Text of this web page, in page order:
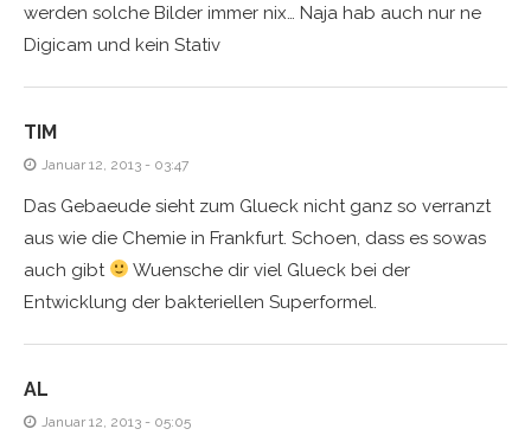
werden solche Bilder immer nix… Naja hab auch nur ne
Digicam und kein Stativ
TIM
Januar 12, 2013 - 03:47
Das Gebaeude sieht zum Glueck nicht ganz so verranzt
aus wie die Chemie in Frankfurt. Schoen, dass es sowas
auch gibt
Wuensche dir viel Glueck bei der
Entwicklung der bakteriellen Superformel.
AL
Januar 12, 2013 - 05:05